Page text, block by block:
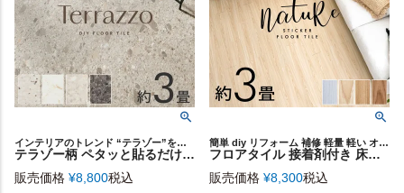
インテリアのトレンド “テラゾー”を簡単リアル再現
テラゾー柄 ペタッと貼るだけシール式フロアタイル[約3畳/28枚セット] [set28-84254]
販売価格 ¥8,800税込
簡単 diy リフォーム 補修 軽量 軽い オーク チーク ヒッコリー
フロアタイル 接着剤付き 床材 貼るだけ シール 36枚 約 3畳 ブラウン ベージュ グレー ホワイト [8407]【 nature ナチュール 接着 粘着 木目調 フローリング タイル マット カーペット 床 シート フロア ナチュラル シック 接着剤不要 北欧 おしゃれ リゾート 西海岸風 男前 】
販売価格 ¥8,300税込